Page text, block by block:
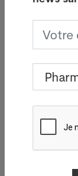
La
débuté en
de la
deux doses
Jonathan
l'Angleterre,
connu un
millions de
il a averti